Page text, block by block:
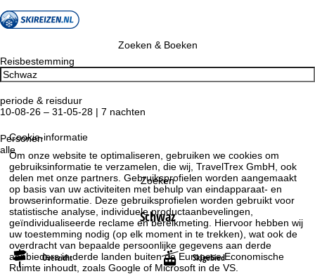
Cookie-informatie
Om onze website te optimaliseren, gebruiken we cookies om
gebruiksinformatie te verzamelen, die wij, TravelTrex GmbH, ook
delen met onze partners. Gebruiksprofielen worden aangemaakt
op basis van uw activiteiten met behulp van eindapparaat- en
browserinformatie. Deze gebruiksprofielen worden gebruikt voor
statistische analyse, individuele productaanbevelingen,
geïndividualiseerde reclame en bereikmeting. Hiervoor hebben wij
uw toestemming nodig (op elk moment in te trekken), wat ook de
overdracht van bepaalde persoonlijke gegevens aan derde
aanbieders in derde landen buiten de Europese Economische
Ruimte inhoudt, zoals Google of Microsoft in de VS.
Zoeken & Boeken
Reisbestemming
periode & reisduur
10-08-26 – 31-05-28 | 7 nachten
Personen
alle
Zoeken
Schwaz
Overzicht Skigebied